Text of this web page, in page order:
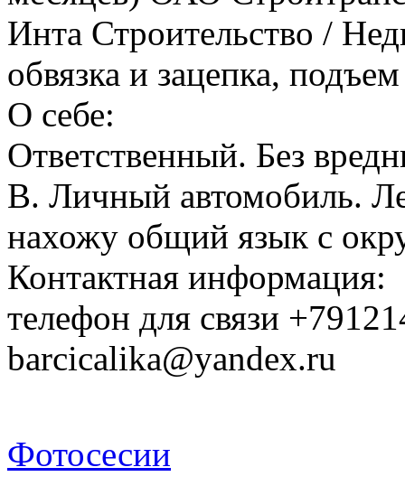
Инта Строительство /
обвязка и зацепка,
О себе:
Ответственный. Без
В. Личный автомобиль.
нахожу общий язык с
Контактная информация:
телефон для связи
barcicalika@yandex.ru
Фотосесии